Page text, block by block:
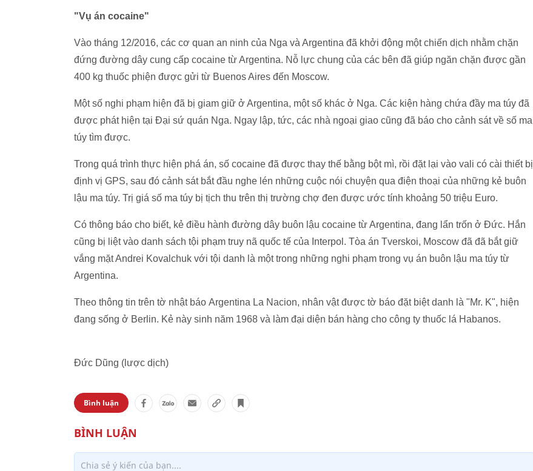
"Vụ án cocaine"
Vào tháng 12/2016, các cơ quan an ninh của Nga và Argentina đã khởi động một chiến dịch nhằm chặn
đứng đường dây cung cấp cocaine từ Argentina. Nỗ lực chung của các bên đã giúp ngăn chặn được gần
400 kg thuốc phiện được gửi từ Buenos Aires đến Moscow.
Một số nghi phạm hiện đã bị giam giữ ở Argentina, một số khác ở Nga. Các kiện hàng chứa đầy ma túy đã
được phát hiện tại Đại sứ quán Nga. Ngay lập, tức, các nhà ngoại giao cũng đã báo cho cảnh sát về số ma
túy tìm được.
Trong quá trình thực hiện phá án, số cocaine đã được thay thế bằng bột mì, rồi đặt lại vào vali có cài thiết bị
định vị GPS, sau đó cảnh sát bắt đầu nghe lén những cuộc nói chuyện qua điện thoại của những kẻ buôn
lậu ma túy. Trị giá số ma túy bị tịch thu trên thị trường chợ đen được ước tính khoảng 50 triệu Euro.
Có thông báo cho biết, kẻ điều hành đường dây buôn lậu cocaine từ Argentina, đang lẩn trốn ở Đức. Hắn
cũng bị liệt vào danh sách tội phạm truy nã quốc tế của Interpol. Tòa án Tverskoi, Moscow đã đã bắt giữ
vắng mặt Andrei Kovalchuk với tội danh là một trong những nghi phạm trong vụ án buôn lậu ma túy từ
Argentina.
Theo thông tin trên tờ nhật báo Argentina La Nacion, nhân vật được tờ báo đặt biệt danh là "Mr. K", hiện
đang sống ở Berlin. Kẻ này sinh năm 1968 và làm đại diện bán hàng cho công ty thuốc lá Habanos.
Đức Dũng (lược dịch)
Bình luận